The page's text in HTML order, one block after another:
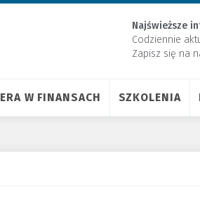
Najświeższe
Codziennie
Zapisz się na
W FINANSACH SZKOLENIA